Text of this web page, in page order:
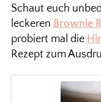
Schaut euch
leckeren Brownie
probiert mal die
Rezept zum